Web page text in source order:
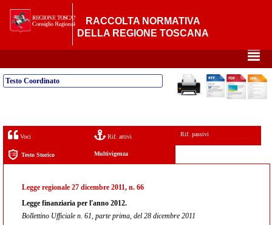
RACCOLTA NORMATIVA
DELLA REGIONE TOSCANA
²
Testo Coordinato
Voci Rif. attivi Rif. passivi
Testo Storico Multivigenza
Legge regionale 27 dicembre 2011, n. 66
Legge finanziaria per l'anno 2012.
Bollettino Ufficiale n. 61, parte prima, del 28 dicembre 2011